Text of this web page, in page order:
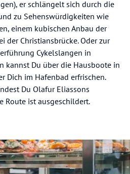
er schlängelt sich durch die
zu Sehenswürdigkeiten wie
einem kubischen Anbau der
der Christiansbrücke. Oder zur
Cykelslangen in
kannst Du über die Hausboote in
Dich im Hafenbad erfrischen.
Du Olafur Eliassons
Route ist ausgeschildert.